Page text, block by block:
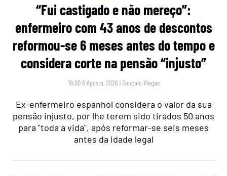
“Fui castigado e não mereço”:
enfermeiro com 43 anos de descontos
reformou-se 6 meses antes do tempo e
considera corte na pensão “injusto”
16:00 6 Agosto, 2026 | Gonçalo Viegas
Ex-enfermeiro espanhol considera o valor da sua
pensão injusto, por lhe terem sido tirados 50 anos
para "toda a vida", após reformar-se seis meses
antes da idade legal